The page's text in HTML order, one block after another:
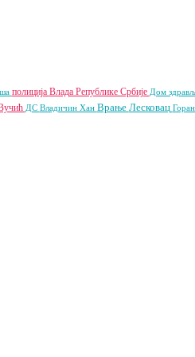
полиција Влада Републике Србије Дом
ДС Владичин Хан Врање Лесковац